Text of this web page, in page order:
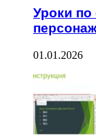
Уроки
01.01.2026